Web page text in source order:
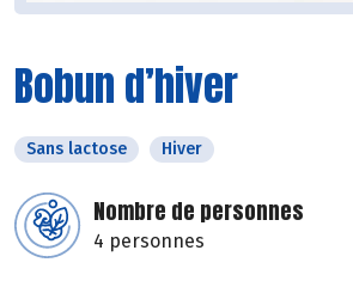
Bobun d’hiver
Sans lactose Hiver
Nombre de personnes
4 personnes